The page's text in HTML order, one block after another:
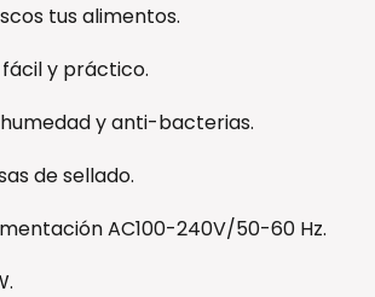
tus alimentos.
y práctico.
y anti-bacterias.
de sellado.
AC100-240V/50-60 Hz.